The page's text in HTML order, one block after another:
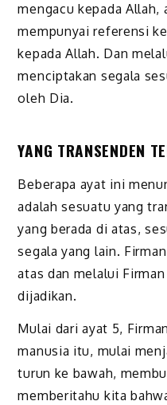
mengacu kepada Allah,
mempunyai referensi
kepada Allah. Dan
menciptakan segala
oleh Dia.
YANG TRANSENDEN
Beberapa ayat ini
adalah sesuatu yang
yang berada di atas,
segala yang lain.
atas dan melalui
dijadikan.
Mulai dari ayat 5,
manusia itu, mulai
turun ke bawah,
memberitahu kita